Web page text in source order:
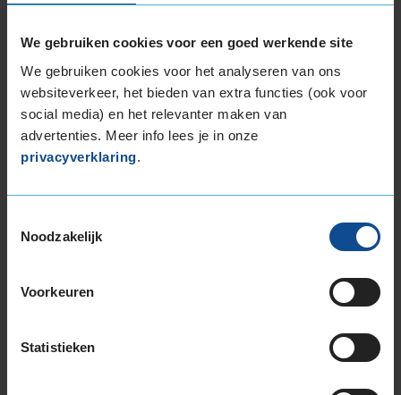
We gebruiken cookies voor een goed werkende site
We gebruiken cookies voor het analyseren van ons
websiteverkeer, het bieden van extra functies (ook voor
social media) en het relevanter maken van
advertenties. Meer info lees je in onze
privacyverklaring.
Noodzakelijk
Voorkeuren
Statistieken
225/45R17 91H
225/45R17 91H RUNFLAT
225/45R17 94H EXTRALOAD
225/45R17 94V EXTRALOAD
225/50R17 94H
225/50R17 98H EXTRALOAD
225/50R17 98H EXTRALOAD RUNFLAT
225/55R17 97H